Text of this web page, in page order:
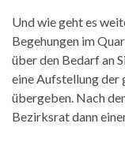
Und wie geht es
Begehungen im
über den Bedarf an
eine Aufstellung der
übergeben. Nach
Bezirksrat dann